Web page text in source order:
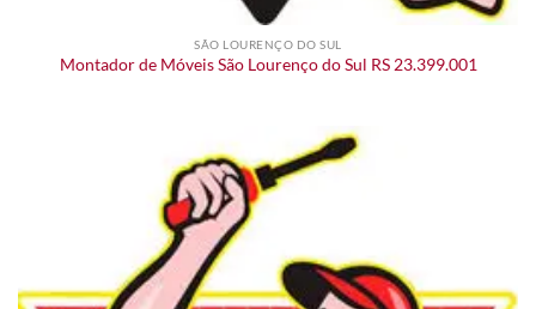
SÃO LOURENÇO DO SUL
Montador de Móveis São Lourenço do Sul RS 23.399.001